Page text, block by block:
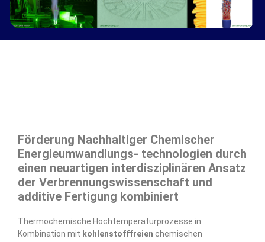
Förderung Nachhaltiger Chemischer
Energieumwandlungs- technologien durch
einen neuartigen interdisziplinären Ansatz
der Verbrennungswissenschaft und
additive Fertigung kombiniert
Thermochemische Hochtemperaturprozesse in
Kombination mit kohlenstofffreien chemischen